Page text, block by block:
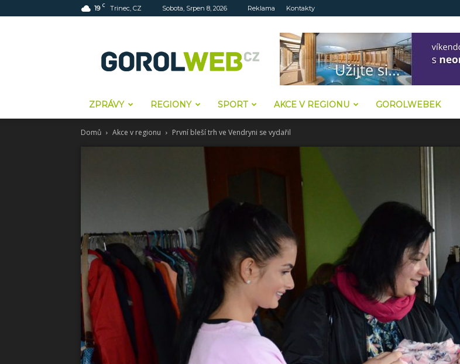
19 C Trinec, CZ Sobota, Srpen 8, 2026 Reklama Kontakty
ZPRÁVY REGIONY SPORT AKCE V REGIONU GOROLWEBEK
Domů Akce v regionu První bleší trh ve Vendryni se vydařil